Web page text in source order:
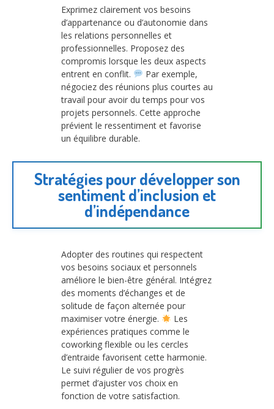
Exprimez clairement vos besoins
d’appartenance ou d’autonomie dans
les relations personnelles et
professionnelles. Proposez des
compromis lorsque les deux aspects
entrent en conflit.
Par exemple,
négociez des réunions plus courtes au
travail pour avoir du temps pour vos
projets personnels. Cette approche
prévient le ressentiment et favorise
un équilibre durable.
Stratégies pour développer son
sentiment d’inclusion et
d’indépendance
Adopter des routines qui respectent
vos besoins sociaux et personnels
améliore le bien-être général. Intégrez
des moments d’échanges et de
solitude de façon alternée pour
maximiser votre énergie.
Les
expériences pratiques comme le
coworking flexible ou les cercles
d’entraide favorisent cette harmonie.
Le suivi régulier de vos progrès
permet d’ajuster vos choix en
fonction de votre satisfaction.